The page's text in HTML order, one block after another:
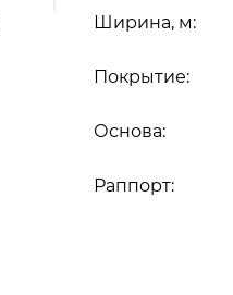
Ширина, м:
Раппорт:
Основа:
Покрытие: